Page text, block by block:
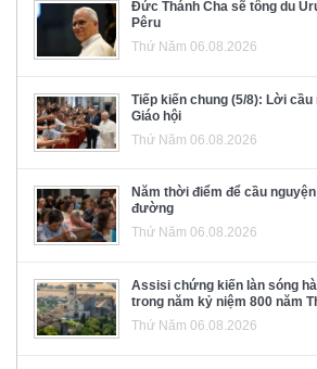
Đức Thánh Cha sẽ tông du
Pêru
Thứ Năm 06.08.2026
Tiếp kiến chung (5/8): Lời cầu
Giáo hội
Thứ Năm 06.08.2026
Năm thời điểm để cầu
đường
Thứ Năm 06.08.2026
Assisi chứng kiến làn sóng
trong năm kỷ niệm 800 năm
Thứ Năm 06.08.2026